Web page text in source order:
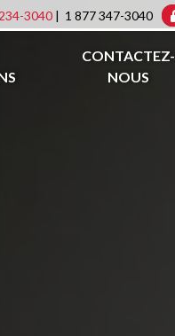
3040 | 1 877 347-3040
CONTACTEZ-
NOUS